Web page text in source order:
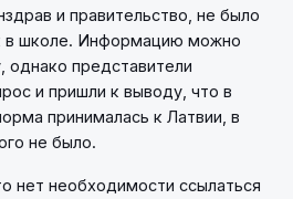
и правительство, не было
в школе. Информацию можно
однако представители
и пришли к выводу, что в
принималась к Латвии, в
не было.
нет необходимости ссылаться